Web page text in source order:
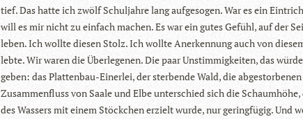
tief. Das hatte ich zwölf Schul­jahre lang auf­ge­so­gen. War es ein
will es mir nicht zu ein­fach machen. Es war ein gutes Gefühl, auf der
leben. Ich wollte die­sen Stolz. Ich wollte Aner­ken­nung auch von
lebte. Wir waren die Über­le­ge­nen. Die paar Unstim­mig­kei­ten, das
geben: das Plat­ten­bau-Einer­lei, der ster­bende Wald, die
Zusam­men­fluss von Saale und Elbe unter­schied sich die
des Was­sers mit einem Stöck­chen erzielt wurde, nur gering­fü­gig. Und